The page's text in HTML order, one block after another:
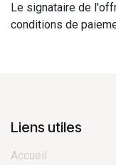
Le signataire de
conditions de
Liens utiles
Accueil